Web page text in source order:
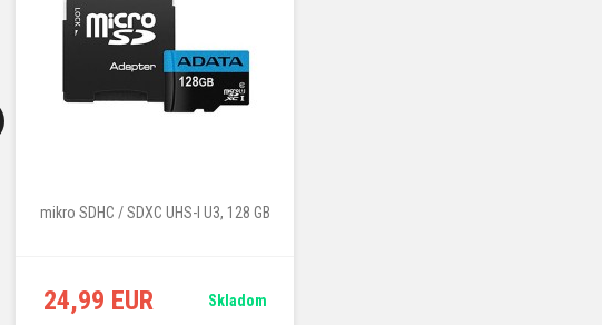
mikro SDHC / SDXC UHS-I U3, 128 GB
24,99 EUR Skladom